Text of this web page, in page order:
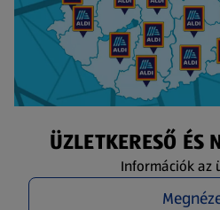
ÜZLETKERESŐ ÉS
Információk az